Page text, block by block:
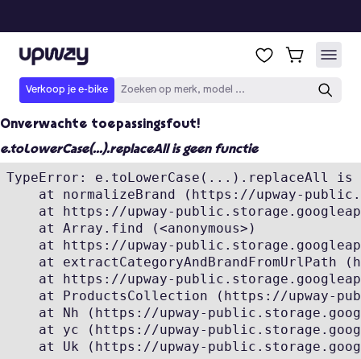
Onverwachte toepassingsfout!
e.toLowerCase(...).replaceAll is geen functie
TypeError: e.toLowerCase(...).replaceAll
at normalizeBrand (https://upway-
at https://upway-
    at Array.find (<anonymous>)
at https://upway-
at extractCategoryAndBrandFromUrlPath
at https://upway-
at ProductsCollection (https://upway-
at Nh (https://upway-
at yc (https://upway-
at Uk (https://upway-